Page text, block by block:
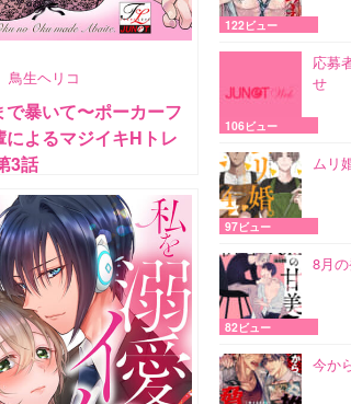
鳥生ヘリコ
暴いて〜ポーカーフ
によるマジイキHトレ
3話
122ビュー
応募
せ
106ビュー
ムリ
97ビュー
8月
82ビュー
今か